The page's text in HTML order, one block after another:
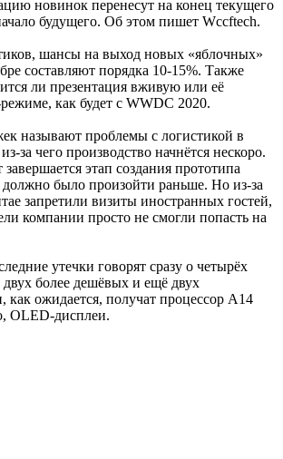
новинок перенесут на конец текущего
будущего. Об этом пишет Wccftech.
шансы на выход новых «яблочных»
составляют порядка 10-15%. Также
ли презентация вживую или её
как будет с WWDC 2020.
называют проблемы с логистикой в
за чего производство начнётся нескоро.
этап создания прототипа
должно было произойти раньше. Но из-за
запретили визиты иностранных гостей,
компании просто не смогли попасть на
утечки говорят сразу о четырёх
двух более дешёвых и ещё двух
ожидается, получат процессор A14
OLED-дисплеи.